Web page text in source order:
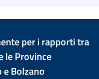
per i rapporti tra
le Province
Bolzano